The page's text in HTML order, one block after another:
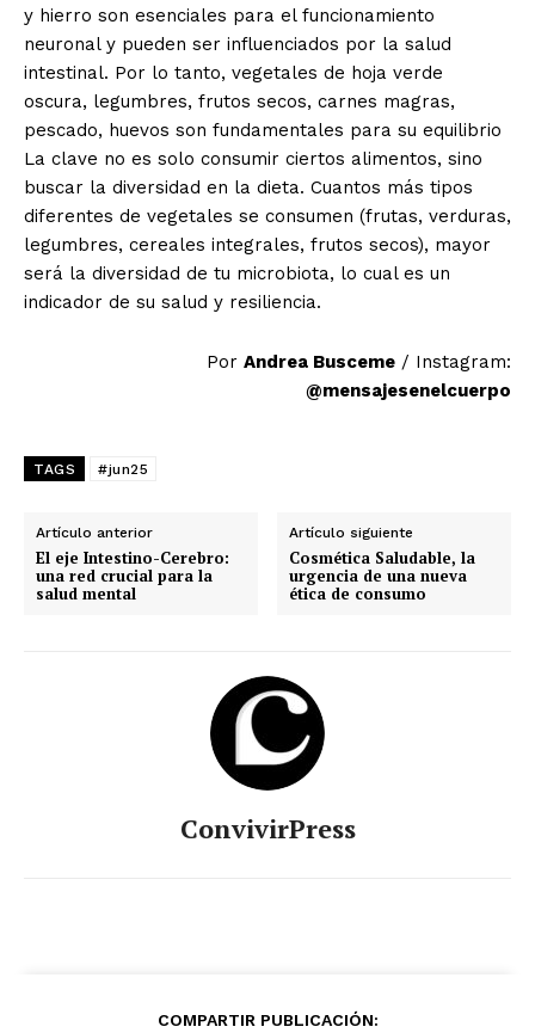
y hierro son esenciales para el funcionamiento
neuronal y pueden ser influenciados por la salud
intestinal. Por lo tanto, vegetales de hoja verde
oscura, legumbres, frutos secos, carnes magras,
pescado, huevos son fundamentales para su equilibrio
La clave no es solo consumir ciertos alimentos, sino
buscar la diversidad en la dieta. Cuantos más tipos
diferentes de vegetales se consumen (frutas, verduras,
legumbres, cereales integrales, frutos secos), mayor
será la diversidad de tu microbiota, lo cual es un
indicador de su salud y resiliencia.
Por Andrea Busceme / Instagram:
@mensajesenelcuerpo
TAGS #jun25
Artículo anterior
El eje Intestino-Cerebro:
una red crucial para la
salud mental
Artículo siguiente
Cosmética Saludable, la
urgencia de una nueva
ética de consumo
ConvivirPress
COMPARTIR PUBLICACIÓN: